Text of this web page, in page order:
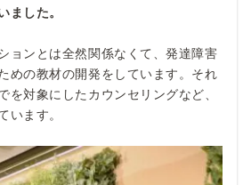
ました。
ョンとは全然関係なくて、発達障害
めの教材の開発をしています。それ
を対象にしたカウンセリングなど、
います。